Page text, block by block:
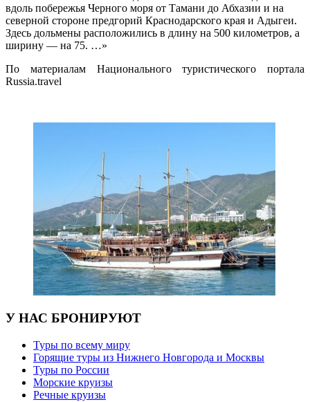
вдоль побережья Черного моря от Тамани до Абхазии и на
северной стороне предгорий Краснодарского края и Адыгеи.
Здесь дольмены расположились в длину на 500 километров, а
ширину — на 75. …»
По материалам Национального туристического портала
Russia.travel
У НАС БРОНИРУЮТ
Туры по всему миру
Горящие туры из Нижнего Новгорода и Москвы
Туры по России
Морские круизы
Речные круизы